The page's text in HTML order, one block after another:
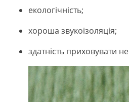
екологічність;
хороша звукоізоляція;
здатність приховувати